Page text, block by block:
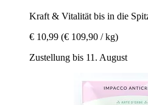
Kraft & Vitalität bis in die
€ 10,99 (€ 109,90 / kg)
Zustellung bis 11. August